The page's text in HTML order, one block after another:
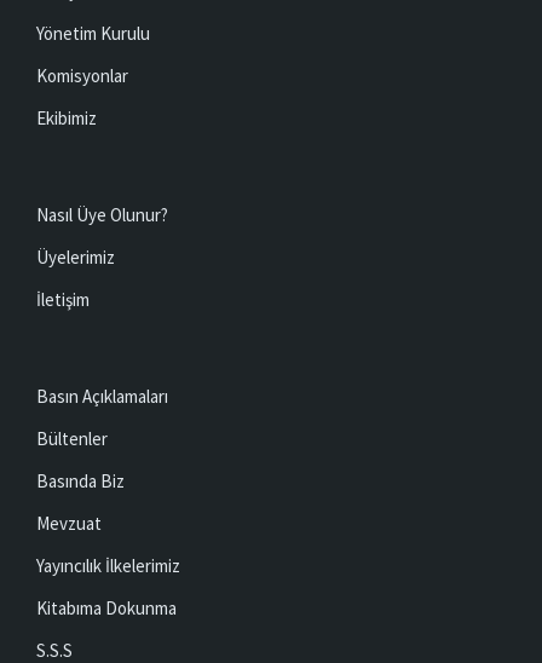
Yönetim Kurulu
Komisyonlar
Ekibimiz
Nasıl Üye Olunur?
Üyelerimiz
İletişim
Basın Açıklamaları
Bültenler
Basında Biz
Mevzuat
Yayıncılık İlkelerimiz
Kitabıma Dokunma
S.S.S